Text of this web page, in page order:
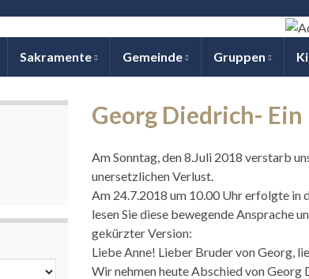
Sakramente Gemeinde Gruppen
Georg Diedrich-
Am Sonntag, den 8.Juli 2018 verstarb
unersetzlichen Verlust.
Am 24.7.2018 um 10.00 Uhr erfolgte in
lesen Sie diese bewegende Ansprache
gekürzter Version:
Liebe Anne! Lieber Bruder von Georg,
Wir nehmen heute Abschied von